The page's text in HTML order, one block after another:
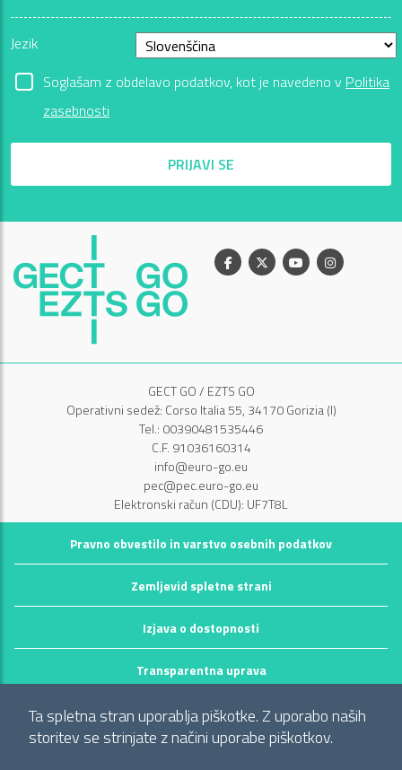
Ta spletna stran uporablja piškotke. Z uporabo naših
storitev se strinjate z načini uporabe piškotkov.
Jezik
Soglašam z obdelavo podatkov, kot je navedeno v Politika
zasebnosti
PRIJAVI SE
Facebook
X YoutubeInstagram
GECT GO / EZTS GO
Operativni sedež: Corso Italia 55, 34170 Gorizia (I)
Tel.: 00390481535446
C.F. 91036160314
info@euro-go.eu
pec@pec.euro-go.eu
Elektronski račun (CDU): UF7T8L
Pravno obvestilo in varstvo osebnih podatkov
Zemljevid spletne strani
Izjava o dostopnosti
Transparentna uprava
©2026 GECT GO / EZTS GO
Realizzato da infoFactory Web Agency.